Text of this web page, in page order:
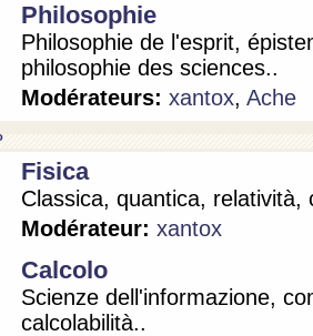
Philosophie
Philosophie de l'esprit,
philosophie des sciences..
Modérateurs: xantox, Ache
Fisica
Classica, quantica, relatività,
Modérateur: xantox
Calcolo
Scienze dell'informazione,
calcolabilità..